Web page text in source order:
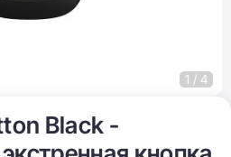
Black -
1 / 4